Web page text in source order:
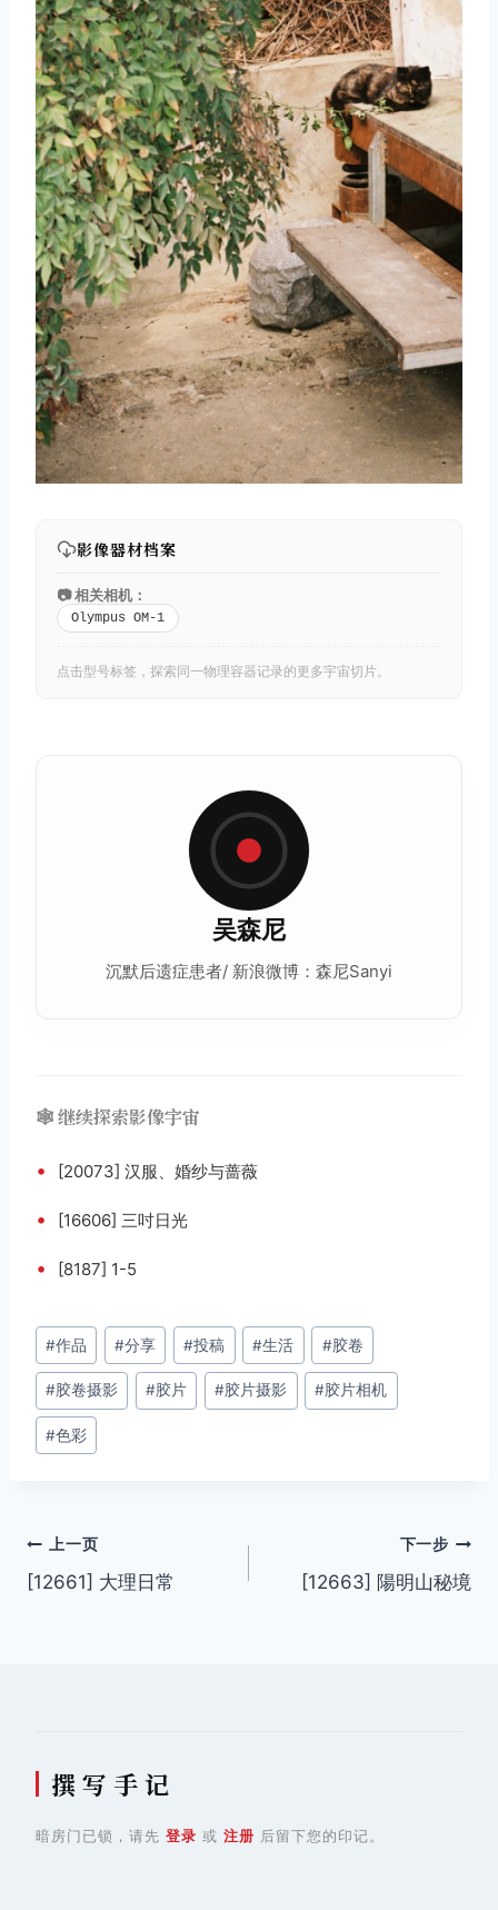
影像器材档案
📷 相关相机：
Olympus OM-1
点击型号标签，探索同一物理容器记录的更多宇宙切片。
吴森尼
沉默后遗症患者/ 新浪微博：森尼Sanyi
🕸️ 继续探索影像宇宙
• [20073] 汉服、婚纱与蔷薇
• [16606] 三吋日光
• [8187] 1-5
文
章
标
签：
#作品 #分享 #投稿 #生活 #胶卷
#胶卷摄影 #胶片 #胶片摄影 #胶片相机
#色彩
文
章
上一页
[12661] 大理日常
下一步
[12663] 陽明山秘境
撰 写 手 记
暗房门已锁，请先 登录 或 注册 后留下您的印记。